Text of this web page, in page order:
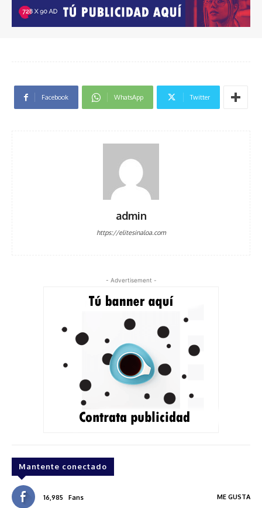
Facebook WhatsApp Twitter
admin
https://elitesinaloa.com
- Advertisement -
Mantente conectado
16,985 Fans ME GUSTA